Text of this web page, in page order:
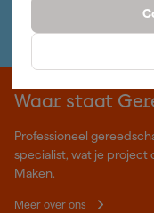
Neem contact
Waar staat
Professioneel
specialist, wat je project
Maken.
Meer over ons